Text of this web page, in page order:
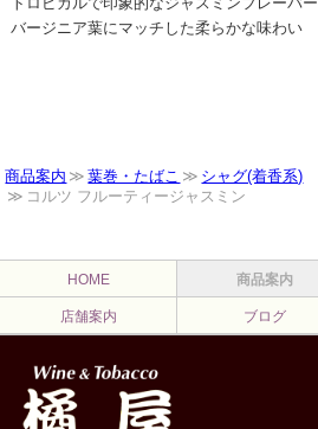
バージニア葉にマッチした柔らかな味わい
商品案内 葉巻・たばこ
シャグ(着香系)
コルツ フルーティージャスミン
HOME 商品案内
店舗案内 ブログ